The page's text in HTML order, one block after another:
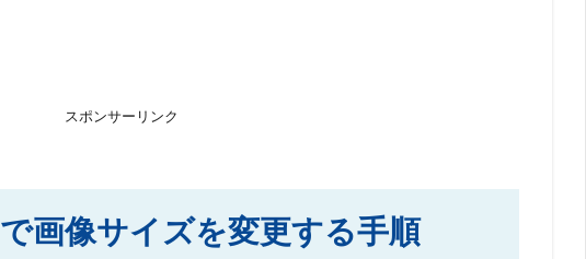
スポンサーリンク
画像サイズを変更する手順